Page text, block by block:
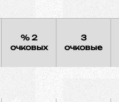
% 2
очковых
3
очковые